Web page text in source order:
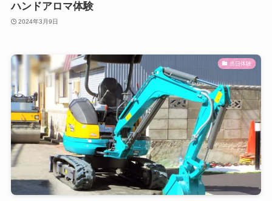
ハンドアロマ体験
2024年3月9日
当日体験